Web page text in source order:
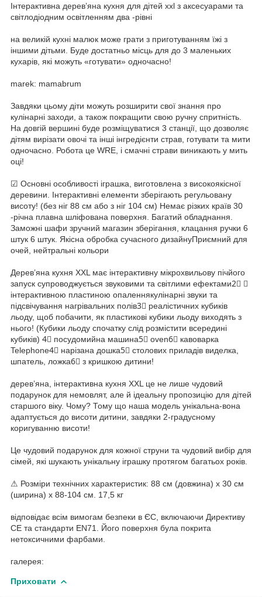
Інтерактивна дерев’яна кухня для дітей xxl з аксесуарами та
світлодіодним освітленням два -рівні
на великій кухні малюк може грати з приготуванням їжі з
іншими дітьми. Буде достатньо місць для до 3 маленьких
кухарів, які можуть «готувати» одночасно!
marek: mamabrum
Завдяки цьому діти можуть розширити свої знання про
кулінарні заходи, а також покращити свою ручну спритність.
На довгій вершині буде розміщуватися 3 станції, що дозволяє
дітям вирізати овочі та інші інгредієнти страв, готувати та мити
одночасно. Робота це WRE, і смачні страви виникають у мить
оці!
☑ Основні особливості іграшка, виготовлена з високоякісної
деревини. Інтерактивні елементи зберігають регульовану
висоту! (без ніг 88 см або з ніг 104 см) Немає різких країв 30
-річна плавна шліфована поверхня. Багатий обладнання.
Заможні шафи зручний магазин зберігання, клацання ручки 6
штук 6 штук. Якісна обробка сучасного дизайнуПриємний для
очей, нейтральні кольори
Дерев’яна кухня XXL має інтерактивну мікрохвильову пічйого
запуск супроводжується звуковими та світлими ефектами2⃣ ⃣
інтерактивною пластиною опаленнякулінарні звуки та
підсвічування нагрівальних полів3⃣ реалістичних кубиків
льоду, щоб побачити, як пластикові кубики льоду виходять з
нього! (Кубики льоду спочатку слід розмістити всередині
кубиків) 4⃣ посудомийна машина5⃣ oven6⃣ кавоварка
Telephone4⃣ нарізана дошка5⃣ столових приладів виделка,
шпатель, ложка6⃣ з кришкою дитини!
дерев’яна, інтерактивна кухня XXL це не лише чудовий
подарунок для немовлят, але й ідеальну пропозицію для дітей
старшого віку. Чому? Тому що наша модель унікальна-вона
адаптується до висоти дитини, завдяки 2-градусному
коригуванню висоти!
Це чудовий подарунок для кожної струни та чудовий вибір для
сімей, які шукають унікальну іграшку протягом багатьох років.
⚠ Розміри технічних характеристик: 88 см (довжина) х 30 см
(ширина) x 88-104 см. 17,5 кг
відповідає всім вимогам безпеки в ЄС, включаючи Директиву
СЕ та стандарти EN71. Його поверхня була покрита
нетоксичними фарбами.
галерея:
Приховати